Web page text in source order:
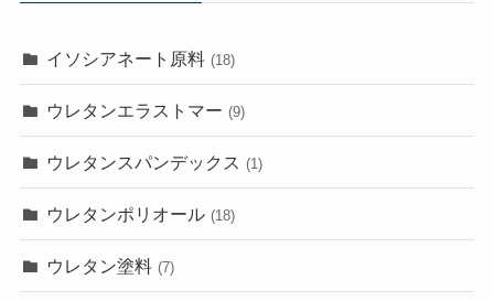
イソシアネート原料 (18)
ウレタンエラストマー (9)
ウレタンスパンデックス (1)
ウレタンポリオール (18)
ウレタン塗料 (7)